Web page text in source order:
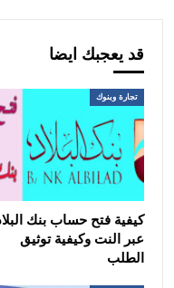
قد يعجبك ايضا
تجارة وبنوك
كيفية فتح حساب بنك البلاد
عبر النت وكيفية توثيق
الطلب